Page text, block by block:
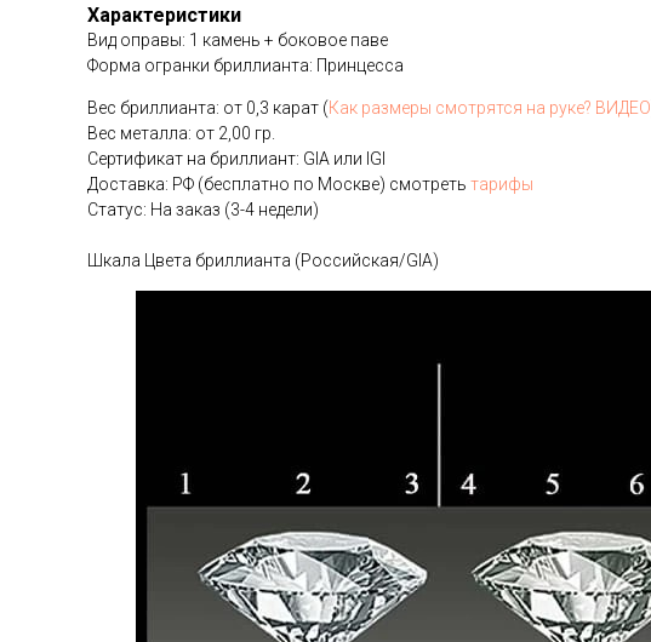
Характеристики
Вид оправы: 1 камень + боковое паве
Форма огранки бриллианта: Принцесса
Вес бриллианта: от 0,3 карат (Как размеры смотрятся на руке? ВИДЕО
Вес металла: от 2,00 гр.
Сертификат на бриллиант: GIA или IGI
Доставка: РФ (бесплатно по Москве) смотреть тарифы
Статус: На заказ (3-4 недели)
Шкала Цвета бриллианта (Российская/GIA)